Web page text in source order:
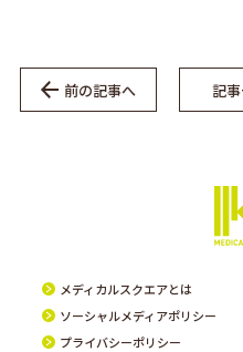
前の記事へ 記
メディカルスクエアとは
ソーシャルメディアポリシー
プライバシーポリシー